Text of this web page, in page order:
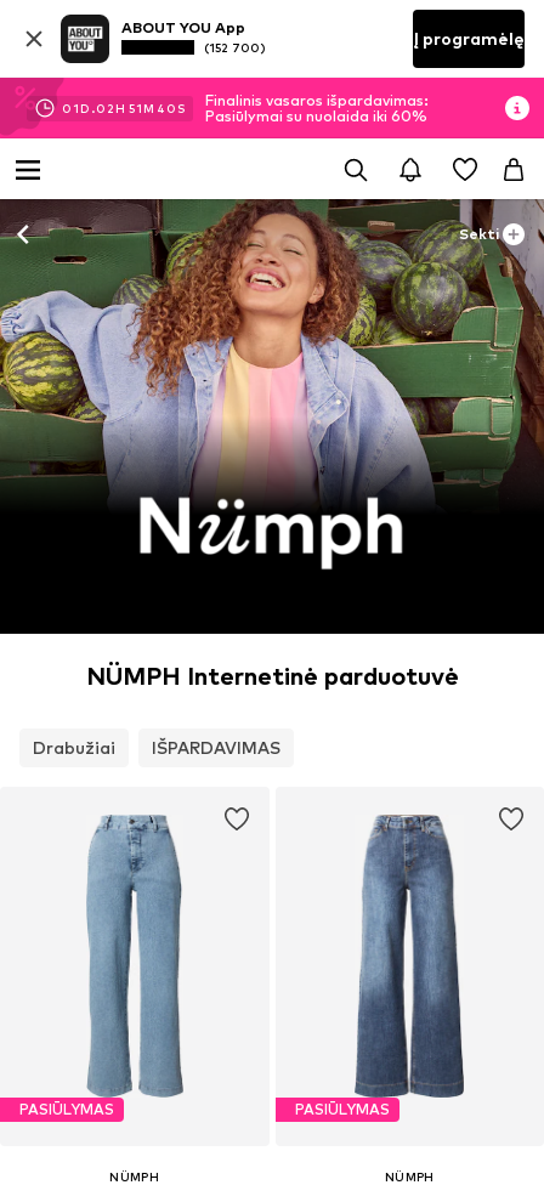
ABOUT YOU App
(152 700) Į programėlę
01D.02H 51M 39 S
Finalinis vasaros išpardavimas:
Pasiūlymai su nuolaida iki 60%
Sekti
NÜMPH Internetinė parduotuvė
Drabužiai IŠPARDAVIMAS
PASIŪLYMAS
NÜMPH
PASIŪLYMAS
NÜMPH